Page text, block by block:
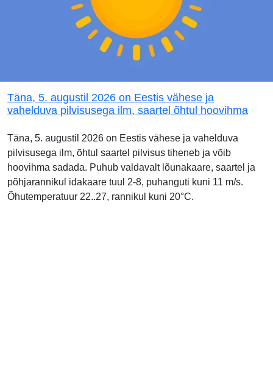
Täna, 5. augustil 2026 on Eestis vähese ja
vahelduva pilvisusega ilm, saartel õhtul hoovihma
Täna, 5. augustil 2026 on Eestis vähese ja vahelduva
pilvisusega ilm, õhtul saartel pilvisus tiheneb ja võib
hoovihma sadada. Puhub valdavalt lõunakaare, saartel ja
põhjarannikul idakaare tuul 2-8, puhanguti kuni 11 m/s.
Õhutemperatuur 22..27, rannikul kuni 20°C.